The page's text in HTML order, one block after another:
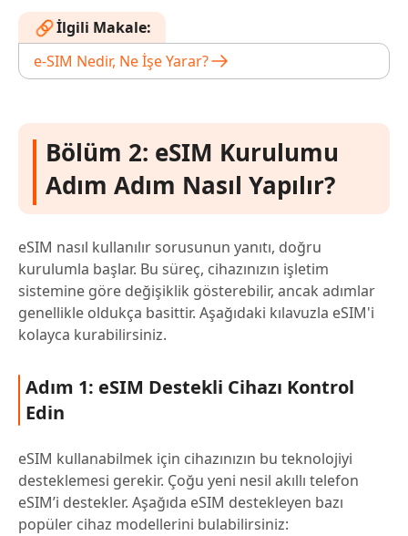
İlgili Makale:
e-SIM Nedir, Ne İşe Yarar?
Bölüm 2: eSIM Kurulumu
Adım Adım Nasıl Yapılır?
eSIM nasıl kullanılır sorusunun yanıtı, doğru
kurulumla başlar. Bu süreç, cihazınızın işletim
sistemine göre değişiklik gösterebilir, ancak adımlar
genellikle oldukça basittir. Aşağıdaki kılavuzla eSIM'i
kolayca kurabilirsiniz.
Adım 1: eSIM Destekli Cihazı Kontrol
Edin
eSIM kullanabilmek için cihazınızın bu teknolojiyi
desteklemesi gerekir. Çoğu yeni nesil akıllı telefon
eSIM’i destekler. Aşağıda eSIM destekleyen bazı
popüler cihaz modellerini bulabilirsiniz: